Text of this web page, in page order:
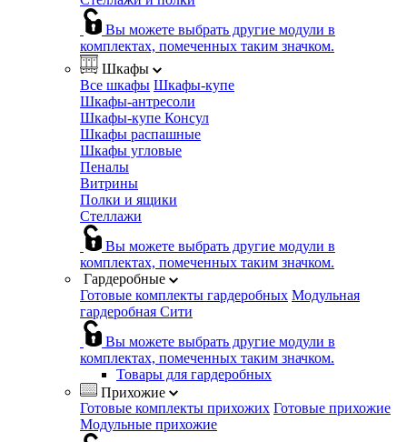
Вы можете выбрать другие модули в
комплектах, помеченных таким значком.
Шкафы
Все шкафы Шкафы-купе
Шкафы-антресоли
Шкафы-купе Консул
Шкафы распашные
Шкафы угловые
Пеналы
Витрины
Полки и ящики
Стеллажи
Вы можете выбрать другие модули в
комплектах, помеченных таким значком.
Гардеробные
Готовые комплекты гардеробных Модульная
гардеробная Сити
Вы можете выбрать другие модули в
комплектах, помеченных таким значком.
Товары для гардеробных
Прихожие
Готовые комплекты прихожих Готовые прихожие
Модульные прихожие